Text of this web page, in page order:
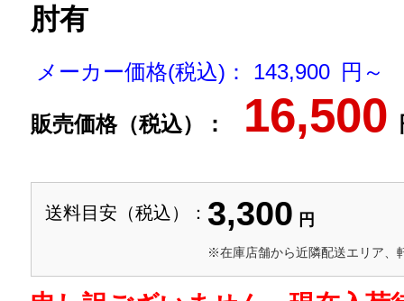
肘有
メーカー価格(税込)： 143,900 円～
販売価格（税込）： 16,500
送料目安（税込）： 3,300 円
※在庫店舗から近隣配送エリア、